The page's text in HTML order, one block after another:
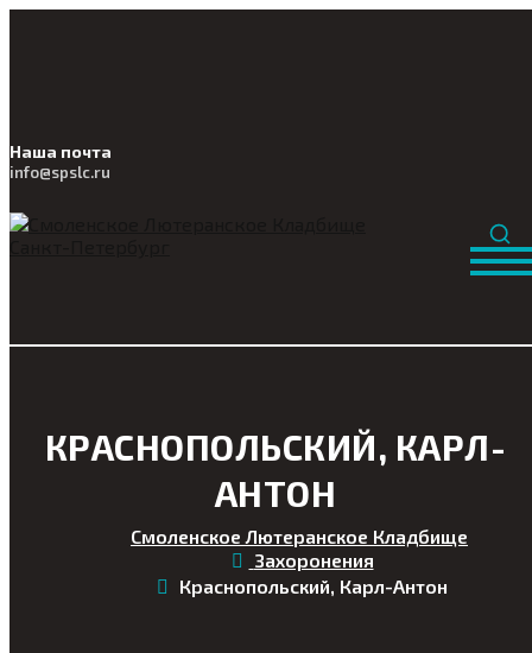
Наша почта
info@spslc.ru
КРАСНОПОЛЬСКИЙ, КАРЛ-
АНТОН
Смоленское Лютеранское Кладбище
Захоронения
Краснопольский, Карл-Антон